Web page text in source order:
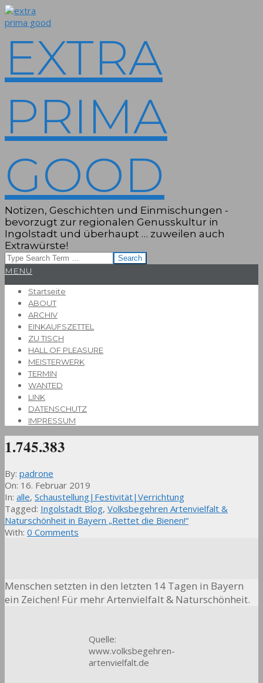
Skip
to
EXTRA
PRIMA
GOOD
Notizen, Geschichten und Einmischungen -
bevorzugt zur regionalen Genusskultur in
Ingolstadt und überhaupt … zuweilen auch
Extrawürste!
Search
Primary
Menu
MENU
Startseite
ABOUT
ARCHIV
EINKAUFSZETTEL
ZU TISCH
HALL OF PLEASURE
MEISTERWERK
TERMIN
WANTED
LINK
DATENSCHUTZ
IMPRESSUM
1.745.383
By: padrone
On: 16. Februar 2019
In: alle, Schaustellung|Festivität|Verrichtung
Tagged: Ingolstadt Blog, Volksbegehren Artenvielfalt &
Naturschönheit in Bayern „Rettet die Bienen!“
With: 0 Comments
Menschen setzten in den letzten 14 Tagen in Bayern
ein Zeichen! Für mehr Artenvielfalt & Naturschönheit.
Quelle:
www.volksbegehren-
artenvielfalt.de